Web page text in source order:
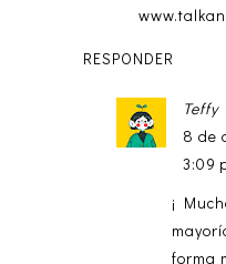
RESPONDER
Teffy
8 de
3:09
¡
forma